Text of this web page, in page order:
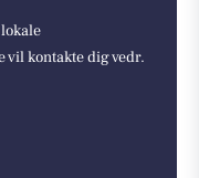
kontakte dig vedr.